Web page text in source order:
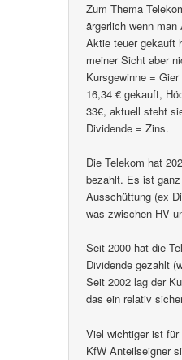
Zum Thema
ärgerlich wenn
Aktie teuer gekauft
meiner Sicht aber
Kursgewinne =
16,34 € gekauft,
33€, aktuell steht
Dividende = Zins.
Die Telekom hat
bezahlt. Es ist
Ausschüttung (ex
was zwischen HV
Seit 2000 hat die
Dividende gezahlt
Seit 2002 lag der
das ein relativ
Viel wichtiger ist für
KfW Anteilseigner